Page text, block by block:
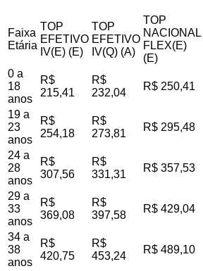
Faixa
Etária
TOP
EFETIVO
IV(E) (E)
TOP
EFETIVO
IV(Q) (A)
TOP
NACIONAL
FLEX(E)
(E)
0 a
18
anos
R$
215,41
R$
232,04
R$ 250,41
19 a
23
anos
R$
254,18
R$
273,81
R$ 295,48
24 a
28
anos
R$
307,56
R$
331,31
R$ 357,53
29 a
33
anos
R$
369,08
R$
397,58
R$ 429,04
34 a
38
anos
R$
420,75
R$
453,24
R$ 489,10